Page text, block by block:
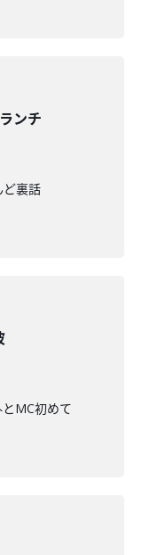
ンチ
ど裏話
MC初めて